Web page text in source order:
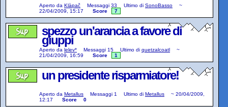
Aperto da Klàpač Messaggi 33 Ultimo di SonoBasso
~
22/04/2009, 15:17
Score 7
spezzo un'arancia a favore di
giuppi
Aperto da lelev* Messaggi 15 Ultimo di quetzalcoatl
~
21/04/2009, 16:59
Score 1
un presidente risparmiatore!
Aperto da Metallus Messaggi 1 Ultimo di Metallus ~ 20/04/2009,
12:17
Score 0